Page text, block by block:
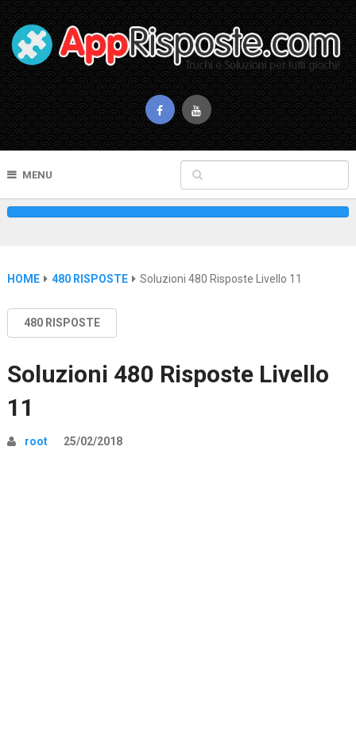
MENU
HOME 480 RISPOSTE Soluzioni 480 Risposte Livello 11
480 RISPOSTE
Soluzioni 480 Risposte Livello
11
root 25/02/2018